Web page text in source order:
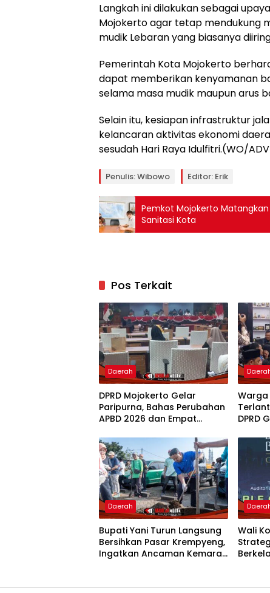
Langkah ini dilakukan sebagai
Mojokerto agar tetap mendukung
mudik Lebaran yang biasanya
Pemerintah Kota Mojokerto
dapat memberikan kenyamanan
selama masa mudik maupun arus
Selain itu, kesiapan infrastruktur
kelancaran aktivitas ekonomi
sesudah Hari Raya Idulfitri.(WO/
Penulis: Wibowo Editor: Erik
Pemkot Mojokerto
Sanitasi Kota
Pos Terkait
Daerah
DPRD Mojokerto Gelar
Paripurna, Bahas Perubahan
APBD 2026 dan Empat
Warga
DPRD
Daerah
Bupati Yani Turun Langsung
Bersihkan Pasar Krempyeng,
Ingatkan Ancaman Kemarau
Wali